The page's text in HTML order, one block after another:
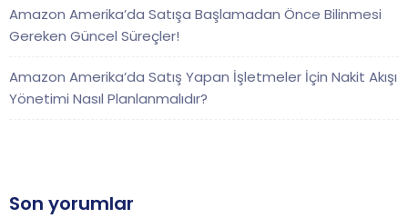
Amazon Amerika’da Satışa Başlamadan Önce Bilinmesi
Gereken Güncel Süreçler!
Amazon Amerika’da Satış Yapan İşletmeler İçin Nakit Akışı
Yönetimi Nasıl Planlanmalıdır?
Son yorumlar